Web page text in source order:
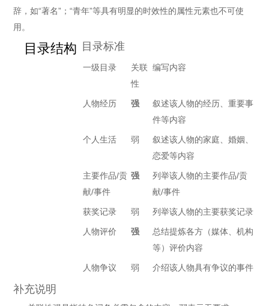
辞，如“著名”；“青年”等具有明显的时效性的属性元素也不可使
用。
目录结构 目录标准
一级目录
关联
性
编写内容
人物经历 强
叙述该人物的经历、重要事
件等内容
个人生活 弱
叙述该人物的家庭、婚姻、
恋爱等内容
主要作品/贡
献/事件
强
列举该人物的主要作品/贡
献/事件
获奖记录 弱 列举该人物的主要获奖记录
人物评价 强
总结提炼各方（媒体、机构
等）评价内容
人物争议 弱 介绍该人物具有争议的事件
补充说明